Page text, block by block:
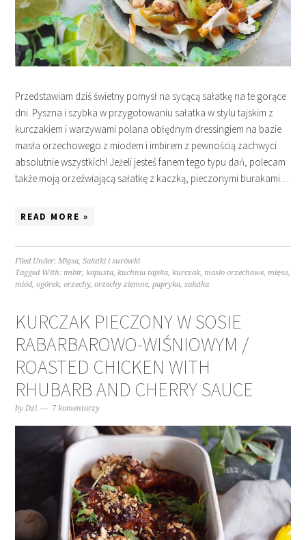
Przedstawiam dziś świetny pomysł na sycącą sałatkę na te gorące
dni. Pyszna i szybka w przygotowaniu sałatka w stylu tajskim z
kurczakiem i warzywami polana obłędnym dressingiem na bazie
masła orzechowego z miodem i imbirem z pewnością zachwyci
absolutnie wszystkich! Jeżeli jesteś fanem tego typu dań, polecam
także moją orzeźwiającą sałatkę z kaczką, pieczonymi burakami…
READ MORE »
Filed Under:Mięsa,Sałatki i surówki
Tagged With: imbir,kapusta,kuchnia tajska,kurczak,masło orzechowe,mięso,
miód,ogórek,orzechy,orzechy ziemne,papryka,sałatka
KURCZAK PIECZONY W SOSIE
RABARBAROWO-WIŚNIOWYM /
ROASTED CHICKEN WITH
RHUBARB AND CHERRY SAUCE
byDzi 7 komentarzy